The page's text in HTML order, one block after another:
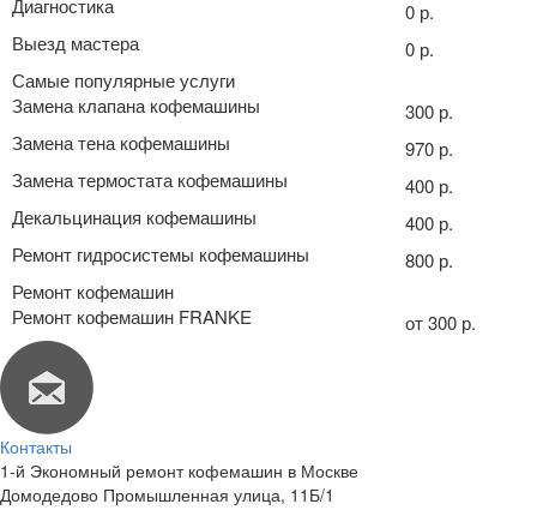
0 р.
Выезд мастера
0 р.
Самые популярные услуги
Замена клапана кофемашины
300 р.
Замена тена кофемашины
970 р.
Замена термостата кофемашины
400 р.
Декальцинация кофемашины
400 р.
Ремонт гидросистемы кофемашины
800 р.
Ремонт кофемашин
Ремонт кофемашин FRANKE
от 300 р.
Контакты
1-й Экономный ремонт кофемашин в Москве
Домодедово Промышленная улица, 11Б/1